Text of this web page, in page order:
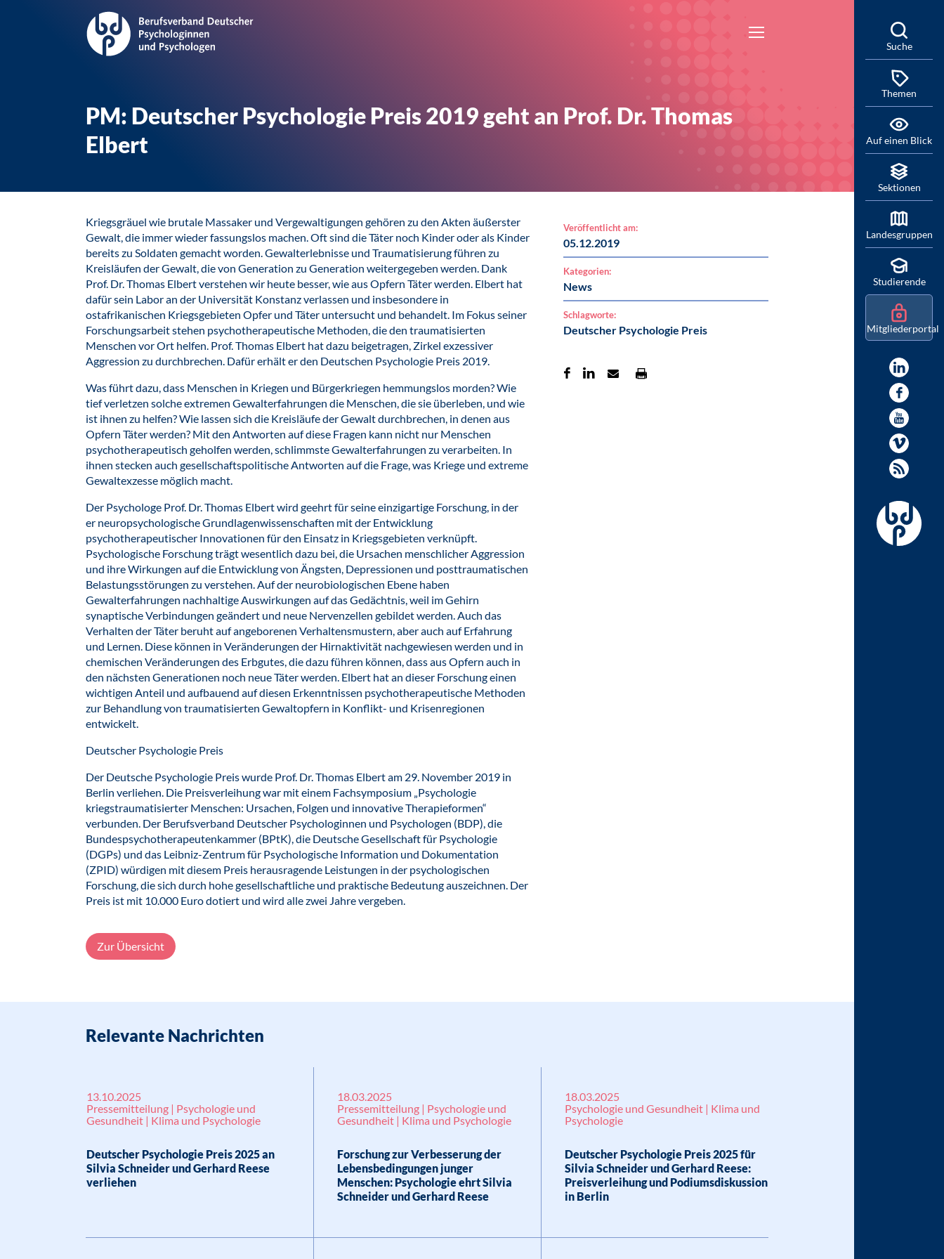
PM: Deutscher Psychologie Preis 2019 geht an Prof. Dr. Thomas
Elbert
Kriegsgräuel wie brutale Massaker und Vergewaltigungen gehören zu den Akten äußerster
Gewalt, die immer wieder fassungslos machen. Oft sind die Täter noch Kinder oder als Kinder
bereits zu Soldaten gemacht worden. Gewalterlebnisse und Traumatisierung führen zu
Kreisläufen der Gewalt, die von Generation zu Generation weitergegeben werden. Dank
Prof. Dr. Thomas Elbert verstehen wir heute besser, wie aus Opfern Täter werden. Elbert hat
dafür sein Labor an der Universität Konstanz verlassen und insbesondere in
ostafrikanischen Kriegsgebieten Opfer und Täter untersucht und behandelt. Im Fokus seiner
Forschungsarbeit stehen psychotherapeutische Methoden, die den traumatisierten
Menschen vor Ort helfen. Prof. Thomas Elbert hat dazu beigetragen, Zirkel exzessiver
Aggression zu durchbrechen. Dafür erhält er den Deutschen Psychologie Preis 2019.
Was führt dazu, dass Menschen in Kriegen und Bürgerkriegen hemmungslos morden? Wie
tief verletzen solche extremen Gewalterfahrungen die Menschen, die sie überleben, und wie
ist ihnen zu helfen? Wie lassen sich die Kreisläufe der Gewalt durchbrechen, in denen aus
Opfern Täter werden? Mit den Antworten auf diese Fragen kann nicht nur Menschen
psychotherapeutisch geholfen werden, schlimmste Gewalterfahrungen zu verarbeiten. In
ihnen stecken auch gesellschaftspolitische Antworten auf die Frage, was Kriege und extreme
Gewaltexzesse möglich macht.
Der Psychologe Prof. Dr. Thomas Elbert wird geehrt für seine einzigartige Forschung, in der
er neuropsychologische Grundlagenwissenschaften mit der Entwicklung
psychotherapeutischer Innovationen für den Einsatz in Kriegsgebieten verknüpft.
Psychologische Forschung trägt wesentlich dazu bei, die Ursachen menschlicher Aggression
und ihre Wirkungen auf die Entwicklung von Ängsten, Depressionen und posttraumatischen
Belastungsstörungen zu verstehen. Auf der neurobiologischen Ebene haben
Gewalterfahrungen nachhaltige Auswirkungen auf das Gedächtnis, weil im Gehirn
synaptische Verbindungen geändert und neue Nervenzellen gebildet werden. Auch das
Verhalten der Täter beruht auf angeborenen Verhaltensmustern, aber auch auf Erfahrung
und Lernen. Diese können in Veränderungen der Hirnaktivität nachgewiesen werden und in
chemischen Veränderungen des Erbgutes, die dazu führen können, dass aus Opfern auch in
den nächsten Generationen noch neue Täter werden. Elbert hat an dieser Forschung einen
wichtigen Anteil und aufbauend auf diesen Erkenntnissen psychotherapeutische Methoden
zur Behandlung von traumatisierten Gewaltopfern in Konflikt- und Krisenregionen
entwickelt.
Deutscher Psychologie Preis
Der Deutsche Psychologie Preis wurde Prof. Dr. Thomas Elbert am 29. November 2019 in
Berlin verliehen. Die Preisverleihung war mit einem Fachsymposium „Psychologie
kriegstraumatisierter Menschen: Ursachen, Folgen und innovative Therapieformen“
verbunden. Der Berufsverband Deutscher Psychologinnen und Psychologen (BDP), die
Bundespsychotherapeutenkammer (BPtK), die Deutsche Gesellschaft für Psychologie
(DGPs) und das Leibniz-Zentrum für Psychologische Information und Dokumentation
(ZPID) würdigen mit diesem Preis herausragende Leistungen in der psychologischen
Forschung, die sich durch hohe gesellschaftliche und praktische Bedeutung auszeichnen. Der
Preis ist mit 10.000 Euro dotiert und wird alle zwei Jahre vergeben.
Veröffentlicht am:
05.12.2019
Kategorien:
News
Schlagworte:
Deutscher Psychologie Preis
Zur Übersicht
Relevante Nachrichten
13.10.2025
Pressemitteilung | Psychologie und
Gesundheit | Klima und Psychologie
Deutscher Psychologie Preis 2025 an
Silvia Schneider und Gerhard Reese
verliehen
18.03.2025
Pressemitteilung | Psychologie und
Gesundheit | Klima und Psychologie
Forschung zur Verbesserung der
Lebensbedingungen junger
Menschen: Psychologie ehrt Silvia
Schneider und Gerhard Reese
18.03.2025
Psychologie und Gesundheit | Klima und
Psychologie
Deutscher Psychologie Preis 2025 für
Silvia Schneider und Gerhard Reese:
Preisverleihung und Podiumsdiskussion
in Berlin
Suche
Themen
Auf einen Blick
Sektionen
Landesgruppen
Studierende
Mitgliederportal